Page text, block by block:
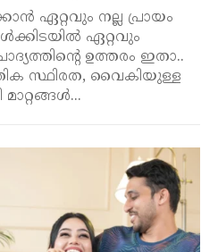
ഏറ്റവും നല്ല പ്രായം
ഏറ്റവും
ഉത്തരം ഇതാ..
സ്ഥിരത, വൈകിയുള്ള